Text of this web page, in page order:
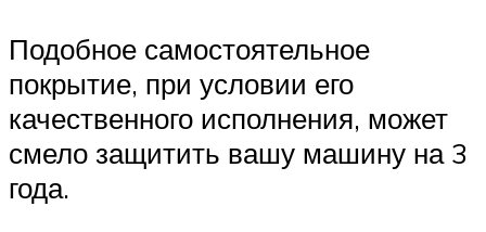
Подобное самостоятельное
покрытие, при условии его
качественного исполнения, может
смело защитить вашу машину на 3
года.